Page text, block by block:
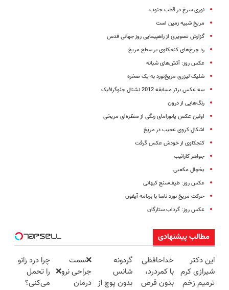
نوری سرخ در قطب جنوب
مریخ شبیه زمین است
گزارش تصویری از راهپیمایی روز جهانی قدس
رد چرخ‌های کنجکاوی بر سطح مریخ
عکس روز: آتش‌های شبانه
شلیک لیزری مریخ‌نورد به یک صخره
سه عکس برتر مسابقه 2012 نشنال‌ جئوگرافیک
رنگ‌هایی از درون
اولین عکس پانورامای رنگی از منظره‌ای مریخی
اشکال کروی عجیب در مریخ
کنجکاوی از خودش عکس گرفت
جواهر کارائیب
یخچال مکعبی
عکس روز: طیف‌سنج کیهانی
حرکت مریخ نورد ناسا با برنامه آیفون
عکس روز: گرداب ستارگان
مطالب پیشنهادی
این دکتر
شیرازی کرم
ترمیم زخم
خداحافظی
با کمردرد،
بدون قرص
گردونه
شانس
بدون پوچ از
❌سمت
جراحی نرو❌
درمان
چرا درد زانو
را تحمل
می‌کنی؟